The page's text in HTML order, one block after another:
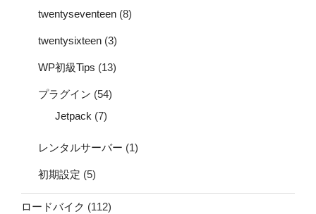
twentyseventeen (8)
twentysixteen (3)
WP初級Tips (13)
プラグイン (54)
Jetpack (7)
レンタルサーバー (1)
初期設定 (5)
ロードバイク (112)